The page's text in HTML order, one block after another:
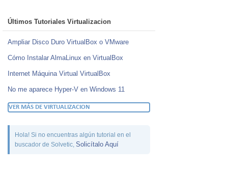
Últimos Tutoriales Virtualizacion
Ampliar Disco Duro VirtualBox o VMware
Cómo Instalar AlmaLinux en VirtualBox
Internet Máquina Virtual VirtualBox
No me aparece Hyper-V en Windows 11
VER MÁS DE VIRTUALIZACION
Hola! Si no encuentras algún tutorial en el
buscador de Solvetic, Solicítalo Aquí